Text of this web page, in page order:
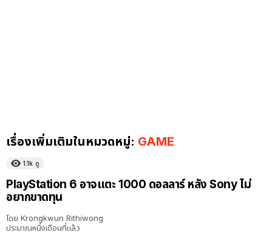
เรื่องเพิ่มเติมในหมวดหมู่: GAME
1.1k ดู
PlayStation 6 อาจแตะ 1000 ดอลลาร์ หลัง Sony ไม่
อยากขาดทุน
โดย Krongkwun Rithiwong
ประมาณหนึ่งเดือนที่แล้ว